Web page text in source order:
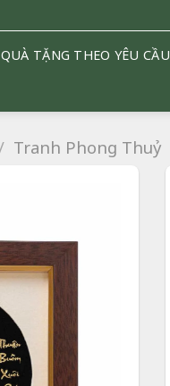
QUÀ TẶNG THEO YÊU CẦU
Tranh Phong Thuỷ